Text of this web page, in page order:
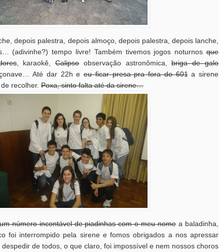
depois palestra, depois almoço, depois palestra, depois lanche,
(adivinhe?) tempo livre! Também tivemos jogos noturnos que
, karaokê,Calipsoobservação astronômica,briga de galo
Até dar 22h eeu ficar presa pra fora do 601a sirene
recolher. Poxa, sinto falta até da sirene…
número incontável de piadinhas com o meu nomea baladinha,
foi interrompido pela sirene e fomos obrigados a nos apressar
de todos, o que claro, foi impossível e nem nossos choros